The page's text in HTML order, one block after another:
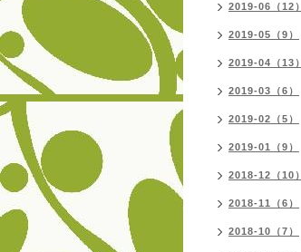
2019-06（12）
2019-05（9）
2019-04（13）
2019-03（6）
2019-02（5）
2019-01（9）
2018-12（10）
2018-11（6）
2018-10（7）